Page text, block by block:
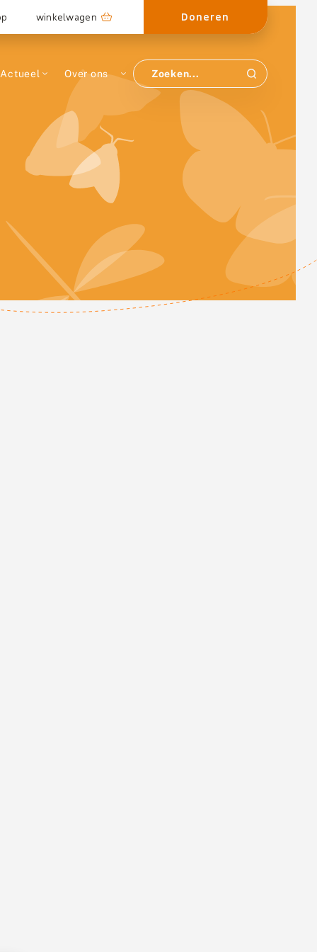
winkelwagen Doneren
Actueel Over ons